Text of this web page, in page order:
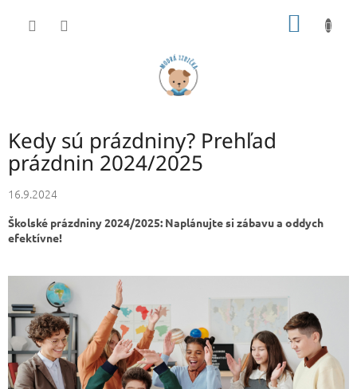
Kedy sú prázdniny? Prehľad
prázdnin 2024/2025
16.9.2024
Školské prázdniny 2024/2025: Naplánujte si zábavu a oddych
efektívne!